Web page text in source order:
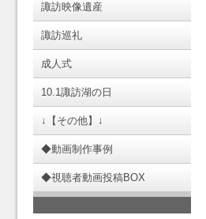
諏訪映像遺産
諏訪巡礼
成人式
10.1諏訪湖の日
↓【その他】↓
◆動画制作事例
◆視聴者動画投稿BOX